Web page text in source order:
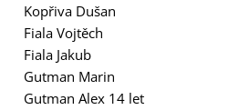
Kopřiva Dušan
Fiala Vojtěch
Fiala Jakub
Gutman Marin
Gutman Alex 14 let